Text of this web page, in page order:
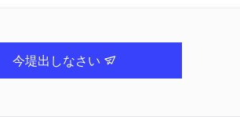
今堤出しなさい